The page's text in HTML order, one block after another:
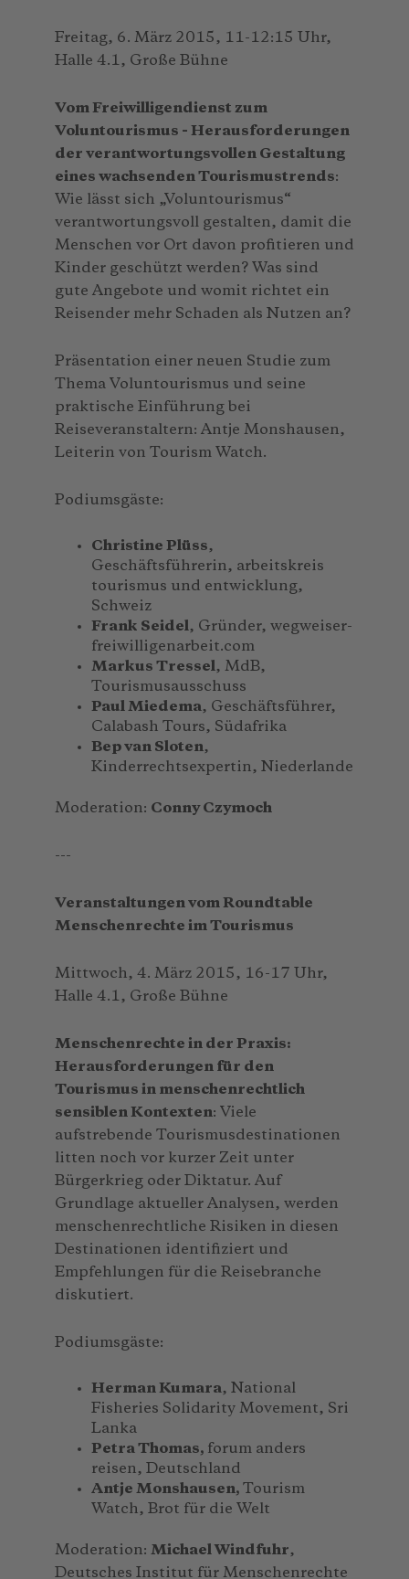
Freitag, 6. März 2015, 11-12:15 Uhr,
Halle 4.1, Große Bühne
Vom Freiwilligendienst zum
Voluntourismus - Herausforderungen
der verantwortungsvollen Gestaltung
eines wachsenden Tourismustrends:
Wie lässt sich „Voluntourismus“
verantwortungsvoll gestalten, damit die
Menschen vor Ort davon profitieren und
Kinder geschützt werden? Was sind
gute Angebote und womit richtet ein
Reisender mehr Schaden als Nutzen an?
Präsentation einer neuen Studie zum
Thema Voluntourismus und seine
praktische Einführung bei
Reiseveranstaltern: Antje Monshausen,
Leiterin von Tourism Watch.
Podiumsgäste:
Christine Plüss,
Geschäftsführerin, arbeitskreis
tourismus und entwicklung,
Schweiz
Frank Seidel, Gründer, wegweiser-
freiwilligenarbeit.com
Markus Tressel, MdB,
Tourismusausschuss
Paul Miedema, Geschäftsführer,
Calabash Tours, Südafrika
Bep van Sloten,
Kinderrechtsexpertin, Niederlande
Moderation: Conny Czymoch
---
Veranstaltungen vom Roundtable
Menschenrechte im Tourismus
Mittwoch, 4. März 2015, 16-17 Uhr,
Halle 4.1, Große Bühne
Menschenrechte in der Praxis:
Herausforderungen für den
Tourismus in menschenrechtlich
sensiblen Kontexten: Viele
aufstrebende Tourismusdestinationen
litten noch vor kurzer Zeit unter
Bürgerkrieg oder Diktatur. Auf
Grundlage aktueller Analysen, werden
menschenrechtliche Risiken in diesen
Destinationen identifiziert und
Empfehlungen für die Reisebranche
diskutiert.
Podiumsgäste:
Herman Kumara, National
Fisheries Solidarity Movement, Sri
Lanka
Petra Thomas, forum anders
reisen, Deutschland
Antje Monshausen, Tourism
Watch, Brot für die Welt
Moderation: Michael Windfuhr,
Deutsches Institut für Menschenrechte